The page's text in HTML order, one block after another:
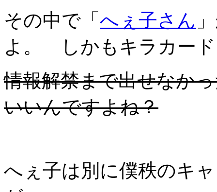
その中で「 へぇ子さん
よ。 しかもキラカー
情報解禁まで出せなか
いいんですよね？
へぇ子は別に僕秩のキ